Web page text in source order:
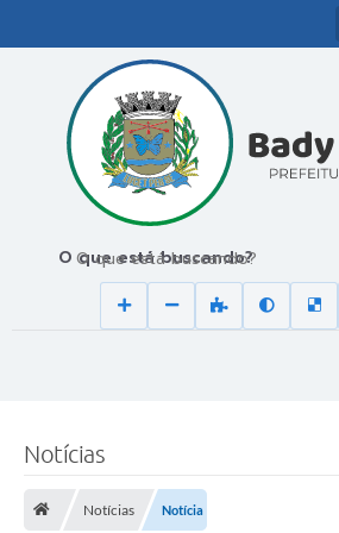
O que está buscando?
Notícias
Notícias Notícia